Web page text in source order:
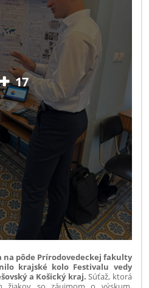
17
na pôde Prírodovedeckej fakulty
krajské kolo Festivalu vedy
a Košický kraj. Súťaž, ktorá